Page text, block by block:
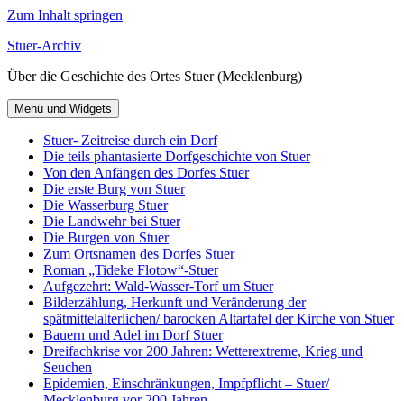
Zum Inhalt springen
Stuer-Archiv
Über die Geschichte des Ortes Stuer (Mecklenburg)
Menü und Widgets
Stuer- Zeitreise durch ein Dorf
Die teils phantasierte Dorfgeschichte von Stuer
Von den Anfängen des Dorfes Stuer
Die erste Burg von Stuer
Die Wasserburg Stuer
Die Landwehr bei Stuer
Die Burgen von Stuer
Zum Ortsnamen des Dorfes Stuer
Roman „Tideke Flotow“-Stuer
Aufgezehrt: Wald-Wasser-Torf um Stuer
Bilderzählung, Herkunft und Veränderung der
spätmittelalterlichen/ barocken Altartafel der Kirche von Stuer
Bauern und Adel im Dorf Stuer
Dreifachkrise vor 200 Jahren: Wetterextreme, Krieg und
Seuchen
Epidemien, Einschränkungen, Impfpflicht – Stuer/